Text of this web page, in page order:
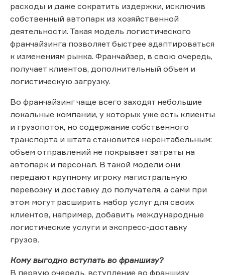
расходы и даже сократить издержки, исключив
собственный автопарк из хозяйственной
деятельности. Такая модель логистического
франчайзинга позволяет быстрее адаптироваться
к изменениям рынка. Франчайзер, в свою очередь,
получает клиентов, дополнительный объем и
логистическую загрузку.
Во франчайзинг чаще всего заходят небольшие
локальные компании, у которых уже есть клиенты
и грузопоток, но содержание собственного
транспорта и штата становится нерентабельным:
объем отправлений не покрывает затраты на
автопарк и персонал. В такой модели они
передают крупному игроку магистральную
перевозку и доставку до получателя, а сами при
этом могут расширить набор услуг для своих
клиентов, например, добавить международные
логистические услуги и экспресс-доставку
грузов.
Кому выгодно вступать во франшизу?
В первую очередь, вступление во франшизу